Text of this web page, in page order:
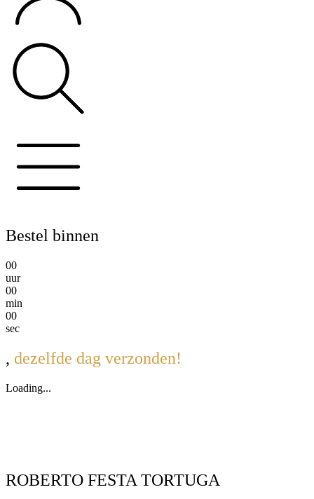
Bestel binnen
00
uur
00
min
00
sec
, dezelfde dag verzonden!
Loading...
ROBERTO FESTA TORTUGA